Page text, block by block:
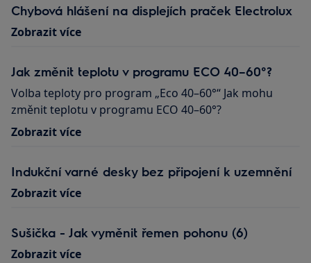
Chybová hlášení na displejích praček Electrolux
Zobrazit více
Jak změnit teplotu v programu ECO 40–60°?
Volba teploty pro program „Eco 40–60°“ Jak mohu
změnit teplotu v programu ECO 40–60°?
Zobrazit více
Indukční varné desky bez připojení k uzemnění
Zobrazit více
Sušička - Jak vyměnit řemen pohonu (6)
Zobrazit více